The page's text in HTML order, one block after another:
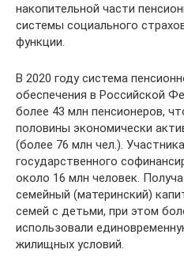
накопительной части
системы социального
функции.
В 2020 году система
обеспечения в Российской
более 43 млн пенсионеров,
половины экономически
(более 76 млн чел.).
государственного
около 16 млн человек.
семейный (материнский)
семей с детьми, при этом
использовали
жилищных условий.